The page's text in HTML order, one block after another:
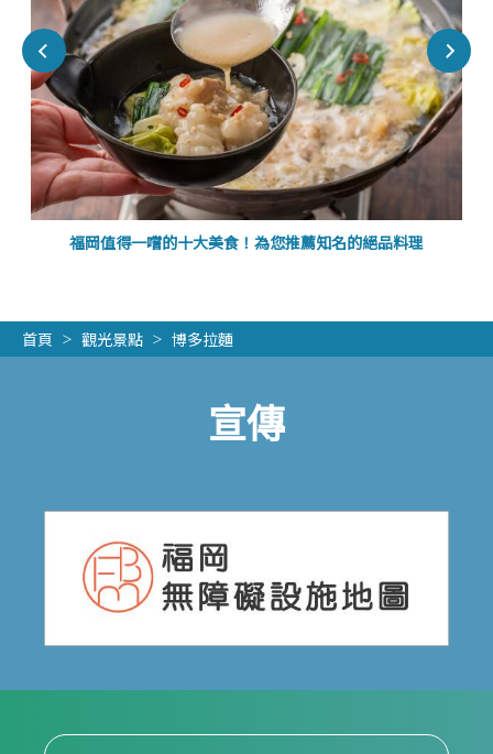
福岡值得一嚐的十大美食！為您推薦知名的絕品料理
首頁 觀光景點 博多拉麵
宣傳